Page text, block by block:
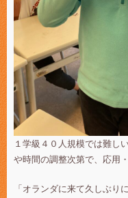
１学級４０人規模では難し
や時間の調整次第で、応用
「オランダに来て久しぶり